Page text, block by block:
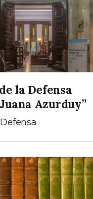
la Defensa
Azurduy”